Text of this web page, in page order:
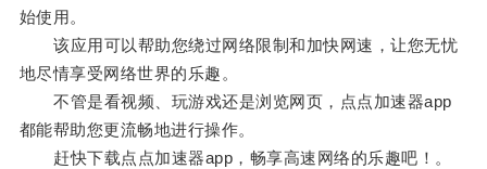
始使用。
该应用可以帮助您绕过网络限制和加快网速，让您无忧
地尽情享受网络世界的乐趣。
不管是看视频、玩游戏还是浏览网页，点点加速器app
都能帮助您更流畅地进行操作。
赶快下载点点加速器app，畅享高速网络的乐趣吧！。